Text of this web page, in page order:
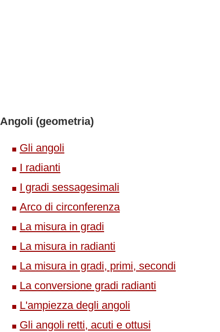
Angoli (geometria)
Gli angoli
I radianti
I gradi sessagesimali
Arco di circonferenza
La misura in gradi
La misura in radianti
La misura in gradi, primi, secondi
La conversione gradi radianti
L'ampiezza degli angoli
Gli angoli retti, acuti e ottusi